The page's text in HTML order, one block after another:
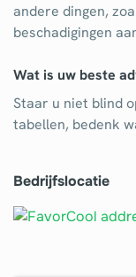
andere dingen,
beschadigingen
Wat is uw beste
Staar u niet blind
tabellen, bedenk
Bedrijfslocatie